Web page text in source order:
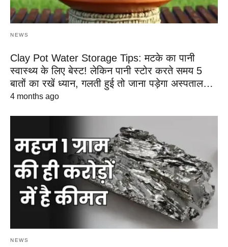
NEWS
Clay Pot Water Storage Tips: मटके का पानी
स्वास्थ्य के लिए बेस्ट! लेकिन पानी स्टोर करते समय 5
बातों का रखें ध्यान, गलती हुई तो जाना पड़ेगा अस्पताल…
4 months ago
NEWS